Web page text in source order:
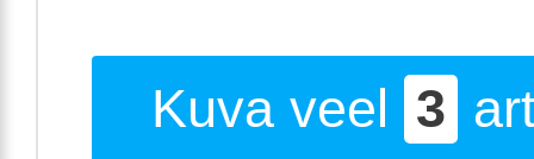
Kuva veel 3